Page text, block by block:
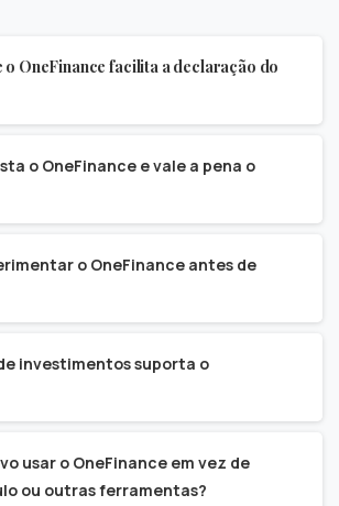
o OneFinance facilita a declaração do
o OneFinance e vale a pena o
o OneFinance antes de
investimentos suporta o
usar o OneFinance em vez de
ou outras ferramentas?